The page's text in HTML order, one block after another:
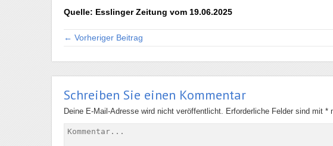
Quelle: Esslinger Zeitung vom 19.06.2025
← Vorheriger Beitrag
Schreiben Sie einen Kommentar
Deine E-Mail-Adresse wird nicht veröffentlicht. Erforderliche Felder sind mit *